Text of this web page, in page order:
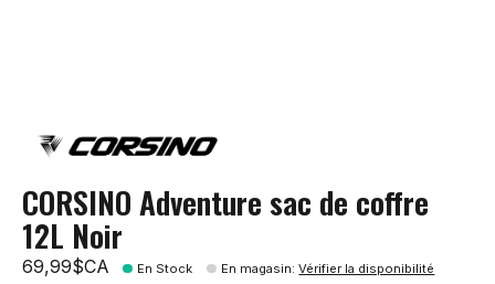
CORSINO Adventure sac de coffre
12L Noir
69,99$CA En Stock En magasin:Vérifier la disponibilité